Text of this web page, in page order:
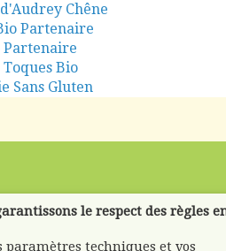
Chêne
Partenaire
Partenaire
Toques Bio
Sans Gluten
le respect des règles
techniques et vos